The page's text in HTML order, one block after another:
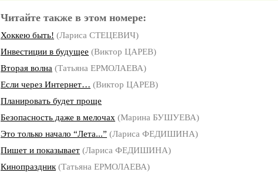
Читайте также в этом номере:
Хоккею быть! (Лариса СТЕЦЕВИЧ)
Инвестиции в будущее (Виктор ЦАРЕВ)
Вторая волна (Татьяна ЕРМОЛАЕВА)
Если через Интернет… (Виктор ЦАРЕВ)
Планировать будет проще
Безопасность даже в мелочах (Марина БУШУЕВА)
Это только начало “Лета...” (Лариса ФЕДИШИНА)
Пишет и показывает (Лариса ФЕДИШИНА)
Кинопраздник (Татьяна ЕРМОЛАЕВА)